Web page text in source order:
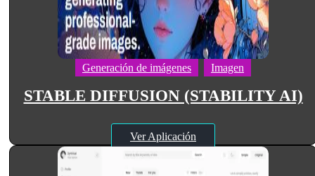
Generación de imágenes Imagen
STABLE DIFFUSION (STABILITY AI)
Ver Aplicación